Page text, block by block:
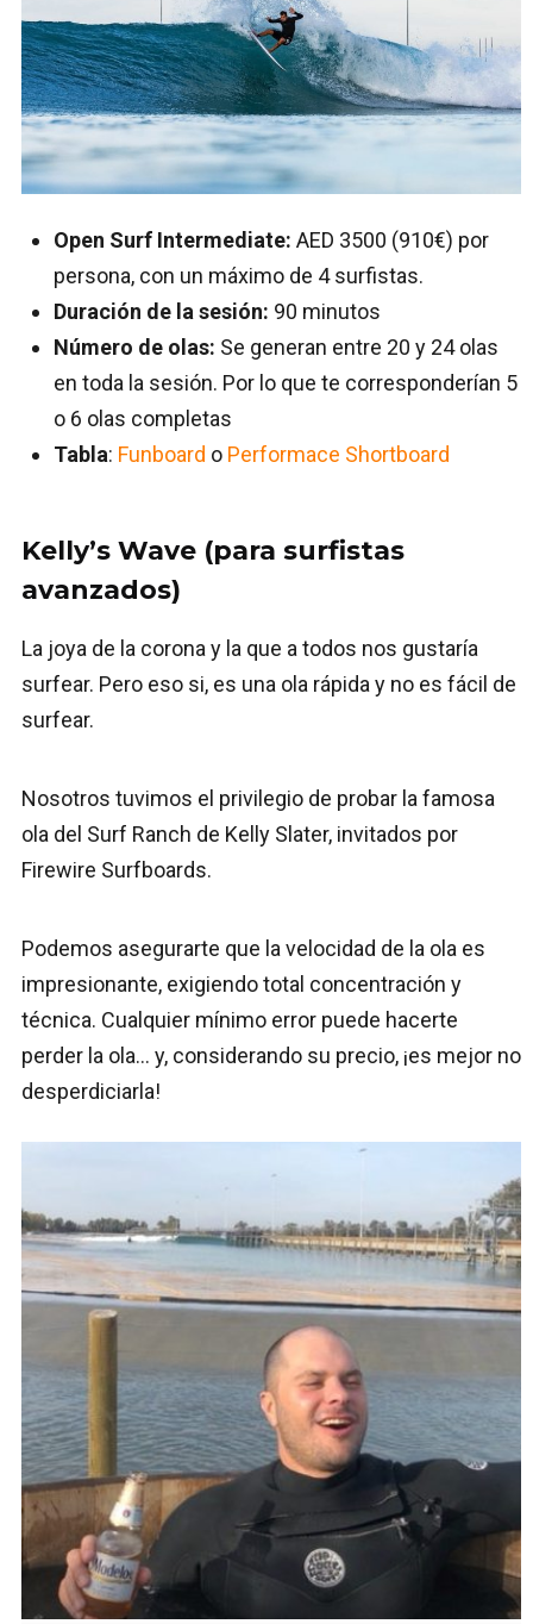
Open Surf Intermediate: AED 3500 (910€) por
persona, con un máximo de 4 surfistas.
Duración de la sesión: 90 minutos
Número de olas: Se generan entre 20 y 24 olas
en toda la sesión. Por lo que te corresponderían 5
o 6 olas completas
Tabla: Funboard o Performace Shortboard
Kelly’s Wave (para surfistas
avanzados)
La joya de la corona y la que a todos nos gustaría
surfear. Pero eso si, es una ola rápida y no es fácil de
surfear.
Nosotros tuvimos el privilegio de probar la famosa
ola del Surf Ranch de Kelly Slater, invitados por
Firewire Surfboards.
Podemos asegurarte que la velocidad de la ola es
impresionante, exigiendo total concentración y
técnica. Cualquier mínimo error puede hacerte
perder la ola… y, considerando su precio, ¡es mejor no
desperdiciarla!